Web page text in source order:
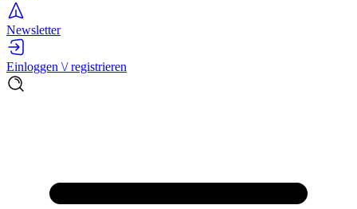
Newsletter
Einloggen \/ registrieren